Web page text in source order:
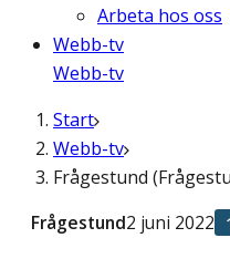
Arbeta hos oss
Webb-tv
Webb-tv
Start
Webb-tv
Frågestund
Frågestund2 juni 2022